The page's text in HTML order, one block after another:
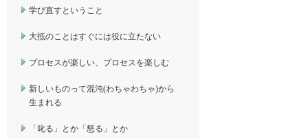
学び直すということ
大抵のことはすぐには役に立たない
プロセスが楽しい、プロセスを楽しむ
新しいものって混沌(わちゃわちゃ)から
生まれる
「叱る」とか「怒る」とか